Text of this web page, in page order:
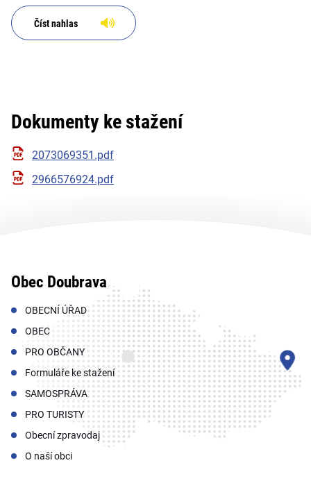
Číst nahlas
Dokumenty ke stažení
2073069351.pdf
2966576924.pdf
Obec Doubrava
OBECNÍ ÚŘAD
OBEC
PRO OBČANY
Formuláře ke stažení
SAMOSPRÁVA
PRO TURISTY
Obecní zpravodaj
O naší obci